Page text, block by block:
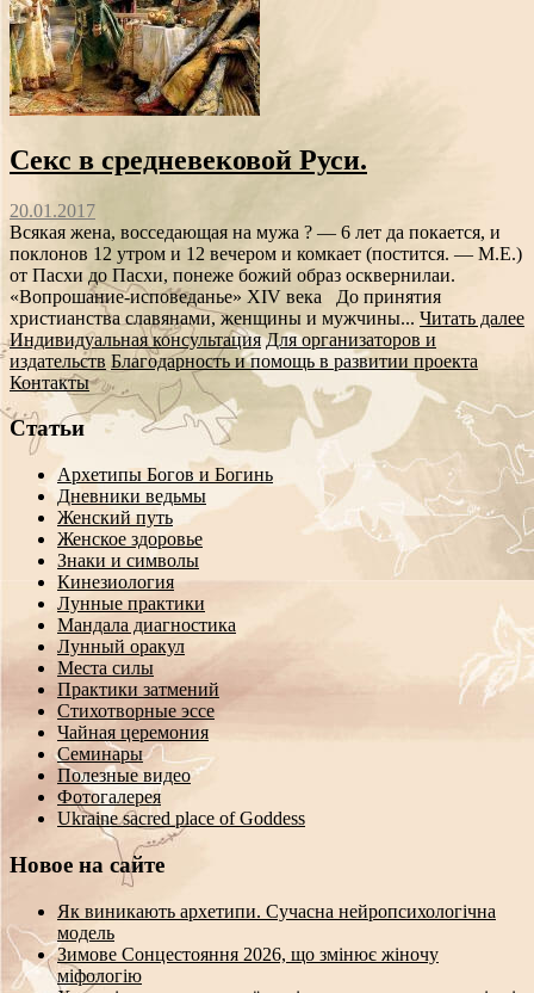
Секс в средневековой Руси.
20.01.2017
Всякая жена, восседающая на мужа ? — 6 лет да покается, и
поклонов 12 утром и 12 вечером и комкает (постится. — М.Е.)
от Пасхи до Пасхи, понеже божий образ осквернилаи.
«Вопрошание-исповеданье» XIV века До принятия
христианства славянами, женщины и мужчины... Читать далее
Индивидуальная консультация Для организаторов и
издательств Благодарность и помощь в развитии проекта
Контакты
Статьи
Архетипы Богов и Богинь
Дневники ведьмы
Женский путь
Женское здоровье
Знаки и символы
Кинезиология
Лунные практики
Мандала диагностика
Лунный оракул
Места силы
Практики затмений
Стихотворные эссе
Чайная церемония
Семинары
Полезные видео
Фотогалерея
Ukraine sacred place of Goddess
Новое на сайте
Як виникають архетипи. Сучасна нейропсихологічна
модель
Зимове Сонцестояння 2026, що змінює жіночу
міфологію